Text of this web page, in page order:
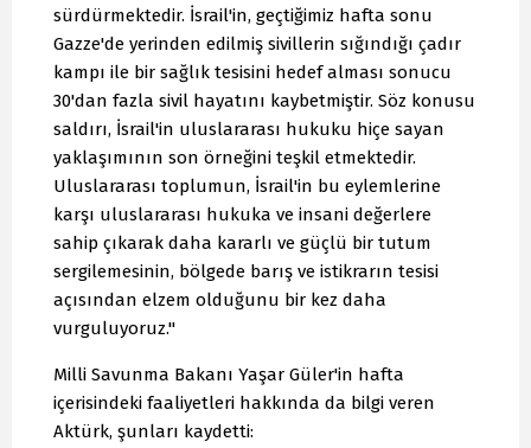
sürdürmektedir. İsrail'in, geçtiğimiz hafta sonu
Gazze'de yerinden edilmiş sivillerin sığındığı çadır
kampı ile bir sağlık tesisini hedef alması sonucu
30'dan fazla sivil hayatını kaybetmiştir. Söz konusu
saldırı, İsrail'in uluslararası hukuku hiçe sayan
yaklaşımının son örneğini teşkil etmektedir.
Uluslararası toplumun, İsrail'in bu eylemlerine
karşı uluslararası hukuka ve insani değerlere
sahip çıkarak daha kararlı ve güçlü bir tutum
sergilemesinin, bölgede barış ve istikrarın tesisi
açısından elzem olduğunu bir kez daha
vurguluyoruz."
Milli Savunma Bakanı Yaşar Güler'in hafta
içerisindeki faaliyetleri hakkında da bilgi veren
Aktürk, şunları kaydetti: